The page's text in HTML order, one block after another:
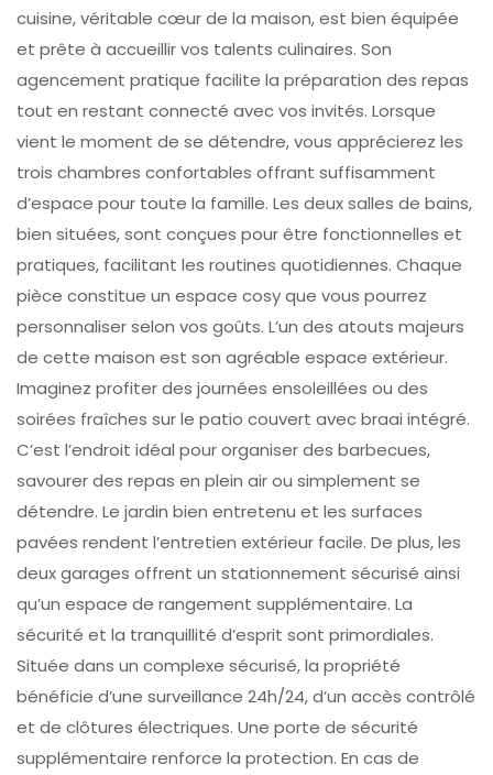
cuisine, véritable cœur de la maison, est bien équipée
et prête à accueillir vos talents culinaires. Son
agencement pratique facilite la préparation des repas
tout en restant connecté avec vos invités. Lorsque
vient le moment de se détendre, vous apprécierez les
trois chambres confortables offrant suffisamment
d’espace pour toute la famille. Les deux salles de bains,
bien situées, sont conçues pour être fonctionnelles et
pratiques, facilitant les routines quotidiennes. Chaque
pièce constitue un espace cosy que vous pourrez
personnaliser selon vos goûts. L’un des atouts majeurs
de cette maison est son agréable espace extérieur.
Imaginez profiter des journées ensoleillées ou des
soirées fraîches sur le patio couvert avec braai intégré.
C’est l’endroit idéal pour organiser des barbecues,
savourer des repas en plein air ou simplement se
détendre. Le jardin bien entretenu et les surfaces
pavées rendent l’entretien extérieur facile. De plus, les
deux garages offrent un stationnement sécurisé ainsi
qu’un espace de rangement supplémentaire. La
sécurité et la tranquillité d’esprit sont primordiales.
Située dans un complexe sécurisé, la propriété
bénéficie d’une surveillance 24h/24, d’un accès contrôlé
et de clôtures électriques. Une porte de sécurité
supplémentaire renforce la protection. En cas de